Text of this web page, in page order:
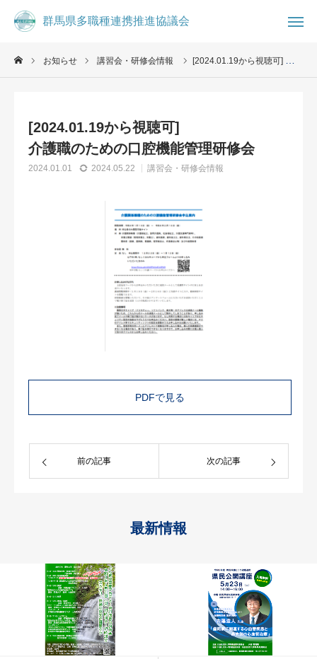
群馬県多職種連携推進協議会
お知らせ 講習会・研修会情報 [2024.01.19から視聴可] 介護職のための口腔機能管理研修会
[2024.01.19から視聴可]
介護職のための口腔機能管理研修会
2024.01.01 2024.05.22 講習会・研修会情報
PDFで見る
前の記事 次の記事
最新情報
群馬県多職種連携推進協議会
 事務局
コミュニティ